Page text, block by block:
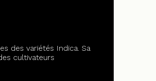
des variétés Indica. Sa
cultivateurs